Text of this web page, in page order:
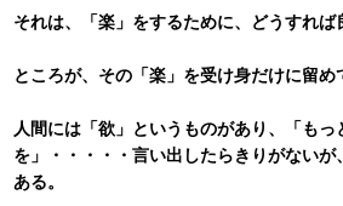
それは、「楽」をするために、どうすれば
ところが、その「楽」を受け身だけに留
人間には「欲」というものがあり、「も
を」・・・・・言い出したらきりがない
ある。